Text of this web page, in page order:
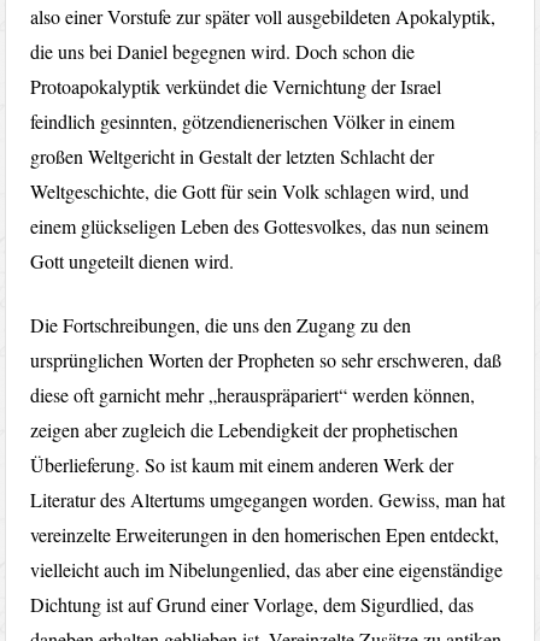
also einer Vorstufe zur später voll ausgebildeten Apokalyptik,
die uns bei Daniel begegnen wird. Doch schon die
Protoapokalyptik verkündet die Vernichtung der Israel
feindlich gesinnten, götzendienerischen Völker in einem
großen Weltgericht in Gestalt der letzten Schlacht der
Weltgeschichte, die Gott für sein Volk schlagen wird, und
einem glückseligen Leben des Gottesvolkes, das nun seinem
Gott ungeteilt dienen wird.
Die Fortschreibungen, die uns den Zugang zu den
ursprünglichen Worten der Propheten so sehr erschweren, daß
diese oft garnicht mehr „herauspräpariert“ werden können,
zeigen aber zugleich die Lebendigkeit der prophetischen
Überlieferung. So ist kaum mit einem anderen Werk der
Literatur des Altertums umgegangen worden. Gewiss, man hat
vereinzelte Erweiterungen in den homerischen Epen entdeckt,
vielleicht auch im Nibelungenlied, das aber eine eigenständige
Dichtung ist auf Grund einer Vorlage, dem Sigurdlied, das